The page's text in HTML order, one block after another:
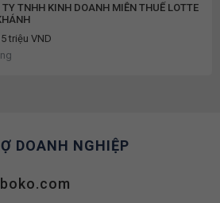
TY TNHH KINH DOANH MIỄN THUẾ LOTTE
triệu VND
DOANH NGHIỆP